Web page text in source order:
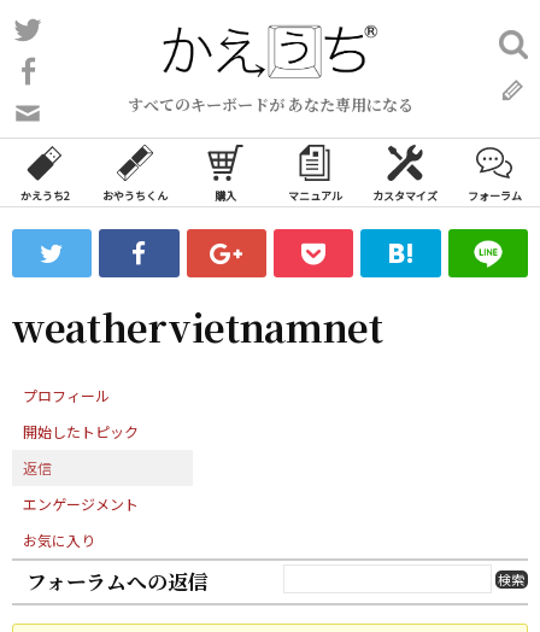
コ
ン
ン
ツ
ス
ッ
すべてのキーボードが あなた専用になる
い
合
わ
フ
ォ
ム
検
索:
かえうち2 おやうちくん 購入 マニュアル カスタマイズ フォーラム
weathervietnamnet
プロフィール
開始したトピック
返信
エンゲージメント
お気に入り
フォーラムへの返信